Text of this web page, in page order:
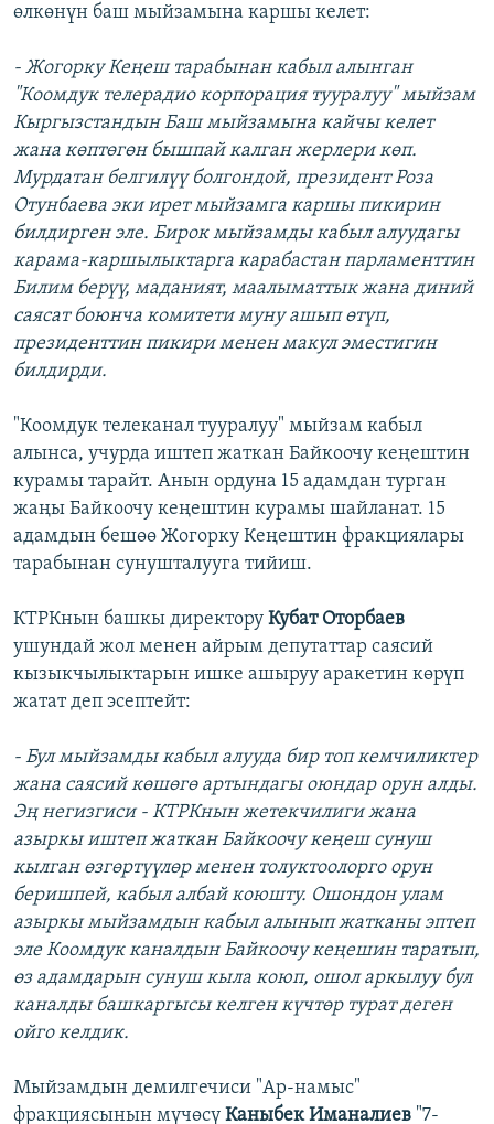
өлкөнүн баш мыйзамына каршы келет:
- Жогорку Кеңеш тарабынан кабыл алынган
"Коомдук телерадио корпорация тууралуу" мыйзам
Кыргызстандын Баш мыйзамына кайчы келет
жана көптөгөн бышпай калган жерлери көп.
Мурдатан белгилүү болгондой, президент Роза
Отунбаева эки ирет мыйзамга каршы пикирин
билдирген эле. Бирок мыйзамды кабыл алуудагы
карама-каршылыктарга карабастан парламенттин
Билим берүү, маданият, маалыматтык жана диний
саясат боюнча комитети муну ашып өтүп,
президенттин пикири менен макул эместигин
билдирди.
"Коомдук телеканал тууралуу" мыйзам кабыл
алынса, учурда иштеп жаткан Байкоочу кеңештин
курамы тарайт. Анын ордуна 15 адамдан турган
жаңы Байкоочу кеңештин курамы шайланат. 15
адамдын бешөө Жогорку Кеңештин фракциялары
тарабынан сунушталууга тийиш.
КТРКнын башкы директору Кубат Оторбаев
ушундай жол менен айрым депутаттар саясий
кызыкчылыктарын ишке ашыруу аракетин көрүп
жатат деп эсептейт:
- Бул мыйзамды кабыл алууда бир топ кемчиликтер
жана саясий көшөгө артындагы оюндар орун алды.
Эң негизгиси - КТРКнын жетекчилиги жана
азыркы иштеп жаткан Байкоочу кеңеш сунуш
кылган өзгөртүүлөр менен толуктоолорго орун
беришпей, кабыл албай коюшту. Ошондон улам
азыркы мыйзамдын кабыл алынып жатканы эптеп
эле Коомдук каналдын Байкоочу кеңешин таратып,
өз адамдарын сунуш кыла коюп, ошол аркылуу бул
каналды башкаргысы келген күчтөр турат деген
ойго келдик.
Мыйзамдын демилгечиси "Ар-намыс"
фракциясынын мүчөсү Каныбек Иманалиев "7-